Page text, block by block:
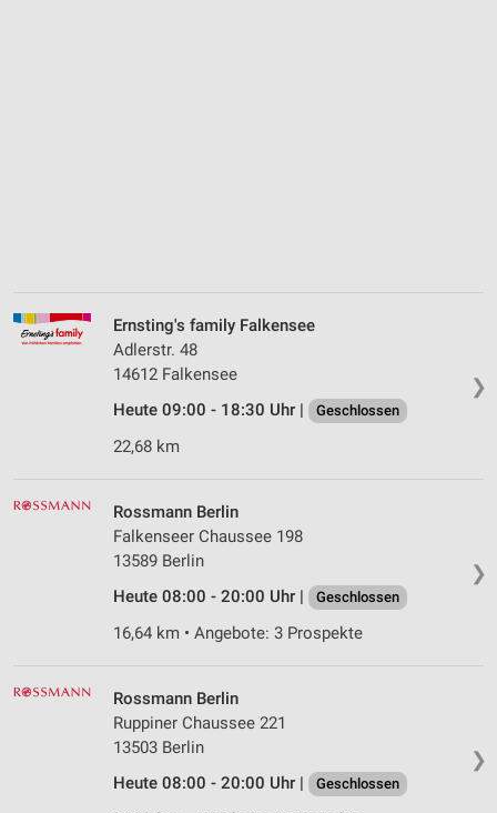
❯
Ernsting's family Falkensee
Adlerstr. 48
14612 Falkensee
Heute 09:00 - 18:30 Uhr |
Geschlossen
22,68 km
❯
Rossmann Berlin
Falkenseer Chaussee 198
13589 Berlin
Heute 08:00 - 20:00 Uhr |
Geschlossen
16,64 km • Angebote: 3 Prospekte
❯
Rossmann Berlin
Ruppiner Chaussee 221
13503 Berlin
Heute 08:00 - 20:00 Uhr |
Geschlossen